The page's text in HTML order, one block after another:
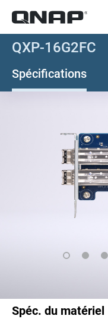
QXP-16G2FC
Spécifications
Spéc. du matériel